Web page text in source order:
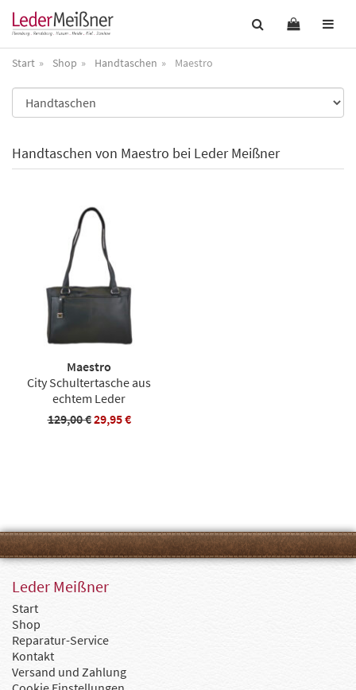
Start Shop Handtaschen Maestro
Handtaschen von Maestro bei Leder Meißner
Maestro
City Schultertasche aus
echtem Leder
129,00 €29,95 €
Leder Meißner
Start
Shop
Reparatur-Service
Kontakt
Versand und Zahlung